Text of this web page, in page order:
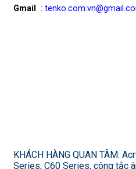
Gmail
:
KHÁCH HÀNG QUAN TÂM:
Series, C60 Series, công tắc